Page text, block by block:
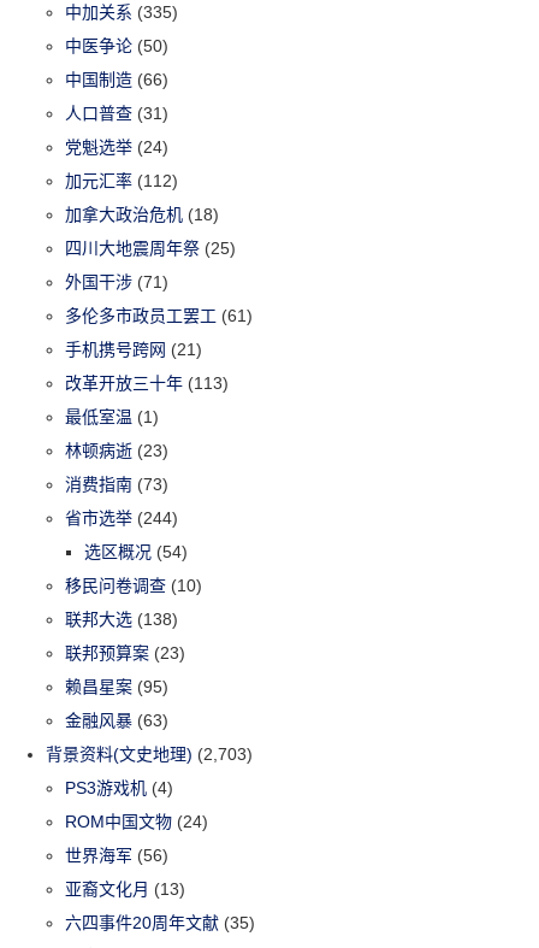
中加关系 (335)
中医争论 (50)
中国制造 (66)
人口普查 (31)
党魁选举 (24)
加元汇率 (112)
加拿大政治危机 (18)
四川大地震周年祭 (25)
外国干涉 (71)
多伦多市政员工罢工 (61)
手机携号跨网 (21)
改革开放三十年 (113)
最低室温 (1)
林顿病逝 (23)
消费指南 (73)
省市选举 (244)
选区概况 (54)
移民问卷调查 (10)
联邦大选 (138)
联邦预算案 (23)
赖昌星案 (95)
金融风暴 (63)
背景资料(文史地理) (2,703)
PS3游戏机 (4)
ROM中国文物 (24)
世界海军 (56)
亚裔文化月 (13)
六四事件20周年文献 (35)